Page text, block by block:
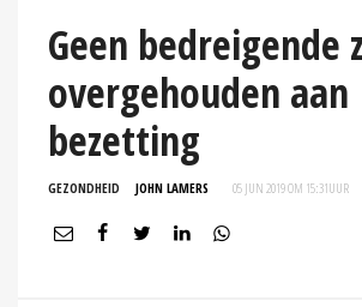
Geen bedreigende
overgehouden aan
bezetting
GEZONDHEID JOHN LAMERS 05 JUN 2019 OM 15:31UUR